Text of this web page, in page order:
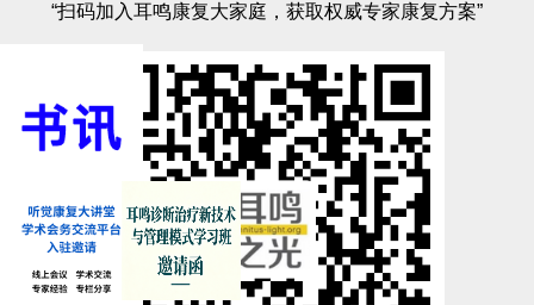
“扫码加入耳鸣康复大家庭，获取权威专家康复方案”